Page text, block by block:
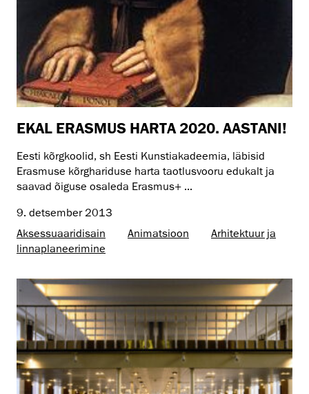
EKAL ERASMUS HARTA 2020. AASTANI!
Eesti kõrgkoolid, sh Eesti Kunstiakadeemia, läbisid
Erasmuse kõrghariduse harta taotlusvooru edukalt ja
saavad õiguse osaleda Erasmus+ ...
9. detsember 2013
Aksessuaaridisain
Animatsioon
Arhitektuur ja
linnaplaneerimine